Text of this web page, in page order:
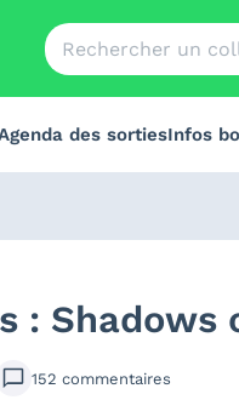
des sortiesInfos
:
152 commentaires